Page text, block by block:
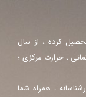
کرده ، از سال
، حرارت مرکزی ؛
، همراه شما